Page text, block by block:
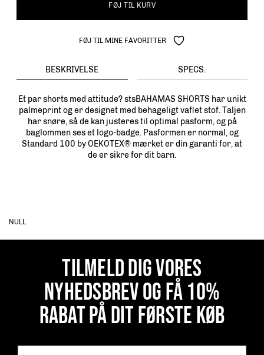
FØJ TIL KURV
FØJ TIL MINE FAVORITTER
BESKRIVELSE SPECS.
Et par shorts med attitude? stsBAHAMAS SHORTS har unikt
palmeprint og er designet med behageligt vaflet stof. Taljen
har snøre, så de kan justeres til optimal pasform, og på
baglommen ses et logo-badge. Pasformen er normal, og
Standard 100 by OEKOTEX® mærket er din garanti for, at
de er sikre for dit barn.
NULL
TILMELD DIG VORES
NYHEDSBREV OG FÅ 10%
RABAT PÅ DIT FØRSTE KØB